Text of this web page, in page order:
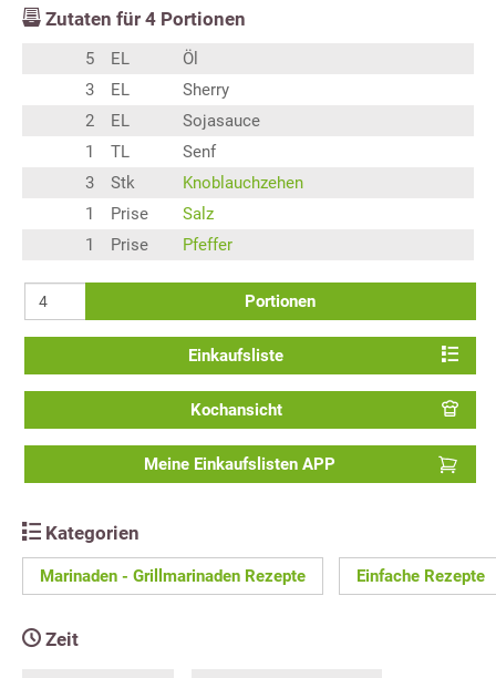
Zutaten für 4 Portionen
5 EL
Öl
3
EL
Sherry
2
EL
Sojasauce
1
TL
Senf
3
Stk
Knoblauchzehen
1
Prise
Salz
1
Prise Pfeffer
Portionen
Einkaufsliste
Kochansicht
Meine Einkaufslisten APP
Kategorien
Marinaden - Grillmarinaden Rezepte Einfache Rezepte
Zeit